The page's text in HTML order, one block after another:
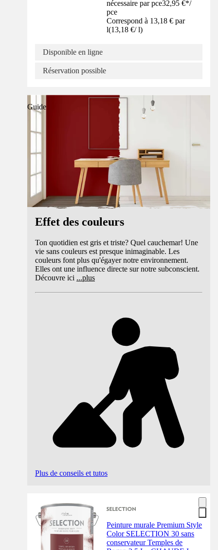
nécessaire par pce32,95 €*/
pce
Correspond à 13,18 € par
l(13,18 €/ l)
Disponible en ligne
Réservation possible
Guide
Effet des couleurs
Ton quotidien est gris et triste? Quel cauchemar! Une
vie sans couleurs est presque inimaginable. Les
couleurs font plus qu'égayer notre environnement.
Elles ont une influence directe sur notre subconscient.
Découvre ici ...plus
Plus de conseils et tutos
Peinture murale Premium Style
Color SELECTION 30 sans
conservateur Temples de